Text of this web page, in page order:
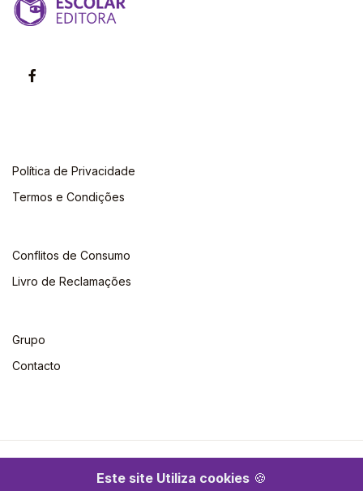
Este site Utiliza cookies 🍪
Política de Privacidade
Termos e Condições
Conflitos de Consumo
Livro de Reclamações
Grupo
Contacto
©2026 Escolar. Todos os direitos reservados